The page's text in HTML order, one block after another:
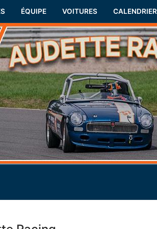
ÉQUIPE VOITURES CALENDRIER